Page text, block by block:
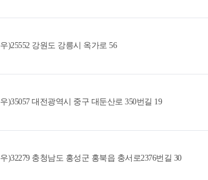
우)25552 강원도 강릉시 옥가로 56
우)35057 대전광역시 중구 대둔산로 350번길 19
우)32279 충청남도 홍성군 홍북읍 충서로2376번길 30